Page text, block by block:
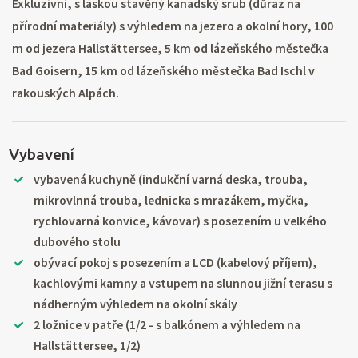
Exkluzivní, s láskou stavěný kanadský srub (důraz na
přírodní materiály) s výhledem na jezero a okolní hory, 100
m od jezera Hallstättersee, 5 km od lázeňského městečka
Bad Goisern, 15 km od lázeňského městečka Bad Ischl v
rakouských Alpách.
Vybavení
vybavená kuchyně (indukční varná deska, trouba,
mikrovlnná trouba, lednicka s mrazákem, myčka,
rychlovarná konvice, kávovar) s posezením u velkého
dubového stolu
obývací pokoj s posezením a LCD (kabelový příjem),
kachlovými kamny a vstupem na slunnou jižní terasu s
nádherným výhledem na okolní skály
2 ložnice v patře (1/2 - s balkónem a výhledem na
Hallstättersee, 1/2)